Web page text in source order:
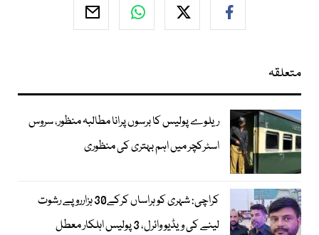
متعلقہ
ریلوے پولیس کا برسوں پرانا مطالبہ منظور، سروس
اسٹرکچر میں اہم بہتری کی منظوری
کراچی: شہری کو ہراساں کرکے30 ہزارروپے رشوت
لینے کی ویڈیو وائرل، 3 پولیس اہلکار معطل